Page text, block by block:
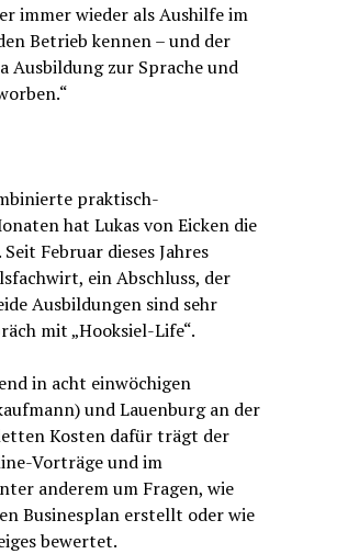
immer wieder als Aushilfe im
Betrieb kennen – und der
Ausbildung zur Sprache und
praktisch-
hat Lukas von Eicken die
Februar dieses Jahres
ein Abschluss, der
Ausbildungen sind sehr
mit „Hooksiel-Life“.
in acht einwöchigen
und Lauenburg an der
Kosten dafür trägt der
Vorträge und im
anderem um Fragen, wie
Businesplan erstellt oder wie
bewertet.